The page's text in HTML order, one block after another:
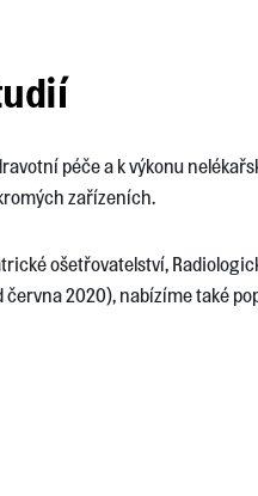
péče a k výkonu
zařízeních.
ošetřovatelství,
2020), nabízíme také